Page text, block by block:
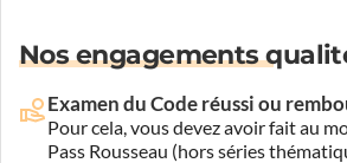
Nos engagements
Examen du Code réussi ou
Pour cela, vous devez avoir fait au
Pass Rousseau (hors séries